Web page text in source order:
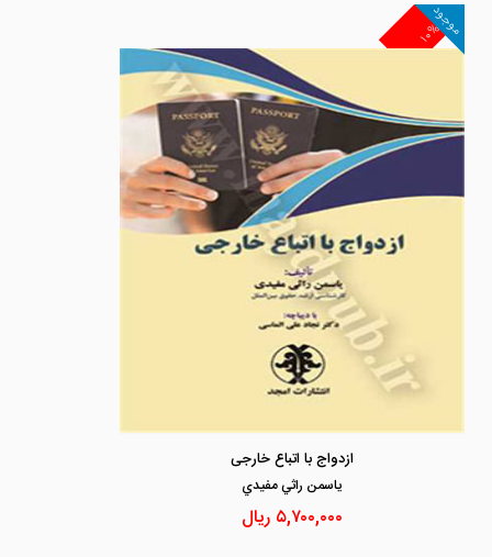
۱۰%
موجود
ازدواج با اتباع خارجی
ياسمن راثي مفيدي
۵,۷۰۰,۰۰۰ ریال